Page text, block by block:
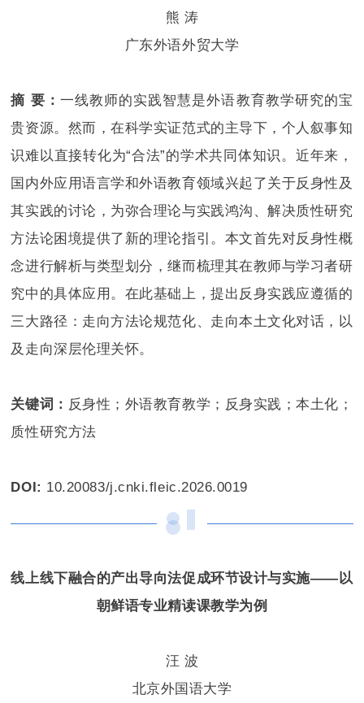
熊 涛
广东外语外贸大学
摘 要： 一线教师的实践智慧是外语教育教学研究的宝
贵资源。然而，在科学实证范式的主导下，个人叙事知
识难以直接转化为“合法”的学术共同体知识。近年来，
国内外应用语言学和外语教育领域兴起了关于反身性及
其实践的讨论，为弥合理论与实践鸿沟、解决质性研究
方法论困境提供了新的理论指引。本文首先对反身性概
念进行解析与类型划分，继而梳理其在教师与学习者研
究中的具体应用。在此基础上，提出反身实践应遵循的
三大路径：走向方法论规范化、走向本土文化对话，以
及走向深层伦理关怀。
关键词： 反身性；外语教育教学；反身实践；本土化；
质性研究方法
DOI: 10.20083/j.cnki.fleic.2026.0019
线上线下融合的产出导向法促成环节设计与实施——以
朝鲜语专业精读课教学为例
汪 波
北京外国语大学